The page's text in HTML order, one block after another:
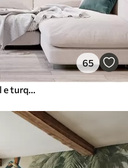
65